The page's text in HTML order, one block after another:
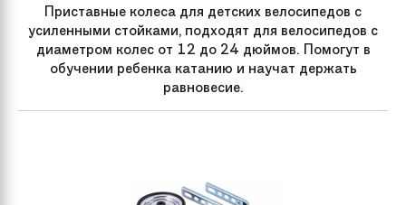
Приставные колеса для детских велосипедов с
усиленными стойками, подходят для велосипедов с
диаметром колес от 12 до 24 дюймов. Помогут в
обучении ребенка катанию и научат держать
равновесие.